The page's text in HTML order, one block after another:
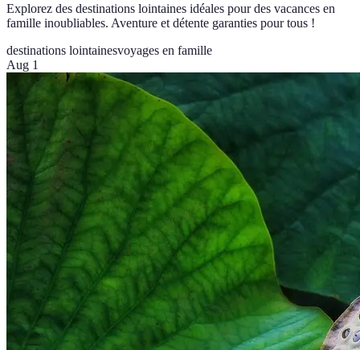
Explorez des destinations lointaines idéales pour des vacances en
famille inoubliables. Aventure et détente garanties pour tous !
destinations lointainesvoyages en famille
Aug 1